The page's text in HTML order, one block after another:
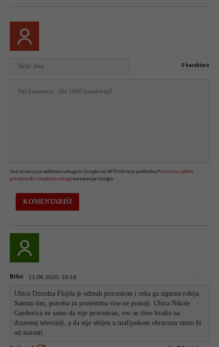
0 karaktera
Ova stranica je zaštićena uslugom Google reCAPTCHA te je podložna Pravilima zaštite
privatnosti i Uvjetima usluge kompanije Google.
Brko 11.06.2020. 10:16
Ubica Dzordza Flojda je odmah procesiran i ceka ga sigurna robija.
Samim tim, potreba za protestima vise ne postoji. Ubica Nikole
Gardovica ne samo da nije procesiran, vec se time hvalio na
drzavnoj televiziji, a da nije ubijen u mafijaskom obracunu umro bi
od starosti.